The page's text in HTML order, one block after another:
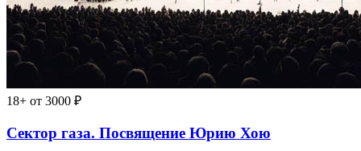
18+ от 3000 ₽
Сектор газа. Посвящение Юрию Хою